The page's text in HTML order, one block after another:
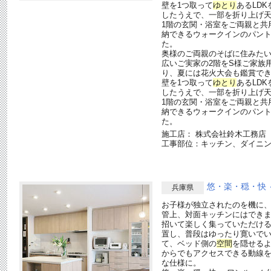
壁を1つ取ってゆとり あるLDK
したうえで、一部を折り上げ
1階の玄関・浴室をご両親と
納できるウォークインのパン
た。
奥様のご両親のそばに住みた
広いご実家の2階をS様ご家族
り、夏には花火大会も鑑賞で
壁を1つ取ってゆとり あるLDK
したうえで、一部を折り上げ
1階の玄関・浴室をご両親と
納できるウォークインのパン
た。
施工店： 株式会社鈴木工務店
工事部位：キッチン、ダイニ
兵庫県 悠・楽・穏・快
お子様が独立されたのを機に
管上、対面キッチンにはでき
招いて楽しく集っていただけ
置し、普段はゆったり寛いで
て、ベッド側の空間 を隠せる
からでもアクセスできる動線
な仕様に。